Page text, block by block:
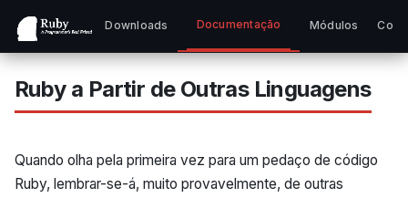
Downloads Documentação Módulos
Ruby a Partir de Outras Linguagens
Quando olha pela primeira vez para um pedaço de código
Ruby, lembrar-se-á, muito provavelmente, de outras